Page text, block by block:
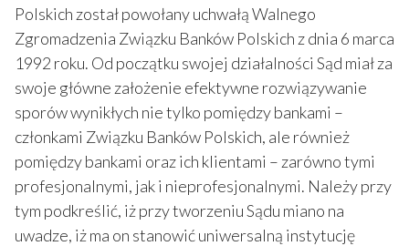
Polskich został powołany uchwałą Walnego
Zgromadzenia Związku Banków Polskich z dnia 6 marca
1992 roku. Od początku swojej działalności Sąd miał za
swoje główne założenie efektywne rozwiązywanie
sporów wynikłych nie tylko pomiędzy bankami –
członkami Związku Banków Polskich, ale również
pomiędzy bankami oraz ich klientami – zarówno tymi
profesjonalnymi, jak i nieprofesjonalnymi. Należy przy
tym podkreślić, iż przy tworzeniu Sądu miano na
uwadze, iż ma on stanowić uniwersalną instytucję